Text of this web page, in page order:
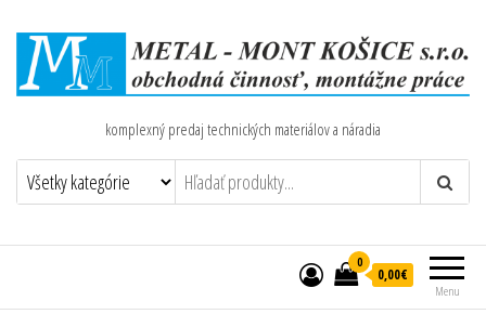
komplexný predaj technických materiálov a náradia
Menu
0
0,00€